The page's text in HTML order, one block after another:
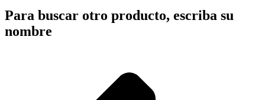
Para buscar otro producto, escriba su
nombre